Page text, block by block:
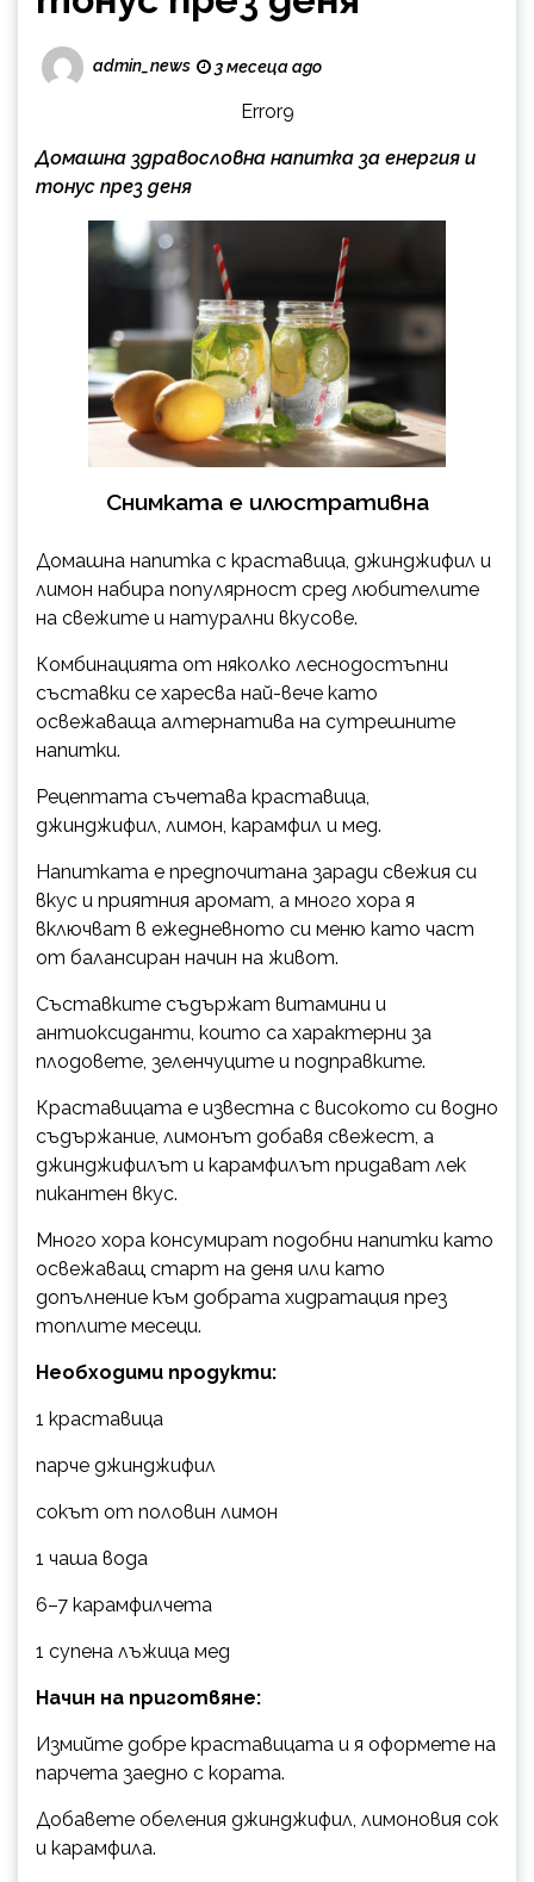
admin_news 3 месеца ago
Error9
Домашна здравословна напитка за енергия и
тонус през деня
Снимката е илюстративна
Домашна напитка с краставица, джинджифил и
лимон набира популярност сред любителите
на свежите и натурални вкусове.
Комбинацията от няколко леснодостъпни
съставки се харесва най-вече като
освежаваща алтернатива на сутрешните
напитки.
Рецептата съчетава краставица,
джинджифил, лимон, карамфил и мед.
Напитката е предпочитана заради свежия си
вкус и приятния аромат, а много хора я
включват в ежедневното си меню като част
от балансиран начин на живот.
Съставките съдържат витамини и
антиоксиданти, които са характерни за
плодовете, зеленчуците и подправките.
Краставицата е известна с високото си водно
съдържание, лимонът добавя свежест, а
джинджифилът и карамфилът придават лек
пикантен вкус.
Много хора консумират подобни напитки като
освежаващ старт на деня или като
допълнение към добрата хидратация през
топлите месеци.
Необходими продукти:
1 краставица
парче джинджифил
сокът от половин лимон
1 чаша вода
6–7 карамфилчета
1 супена лъжица мед
Начин на приготвяне:
Измийте добре краставицата и я оформете на
парчета заедно с кората.
Добавете обеления джинджифил, лимоновия сок
и карамфила.